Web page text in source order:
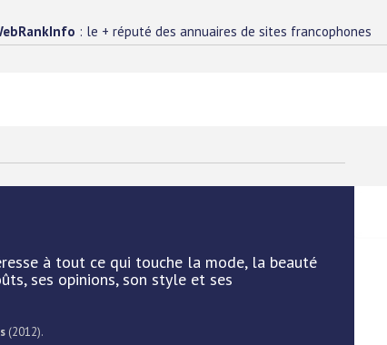
: le + réputé des annuaires de sites francophones
à tout ce qui touche la mode, la beauté
ses opinions, son style et ses
(2012).